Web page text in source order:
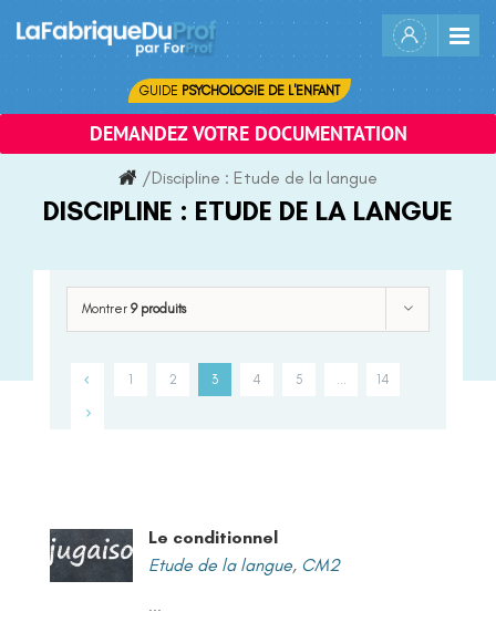
content
GUIDE PSYCHOLOGIE DE L'ENFANT
DEMANDEZ VOTRE DOCUMENTATION
/Discipline : Etude de la langue
DISCIPLINE : ETUDE DE LA LANGUE
Montrer 9 produits
1 2 3 4 5 14
Le conditionnel
Etude de la langue, CM2
...